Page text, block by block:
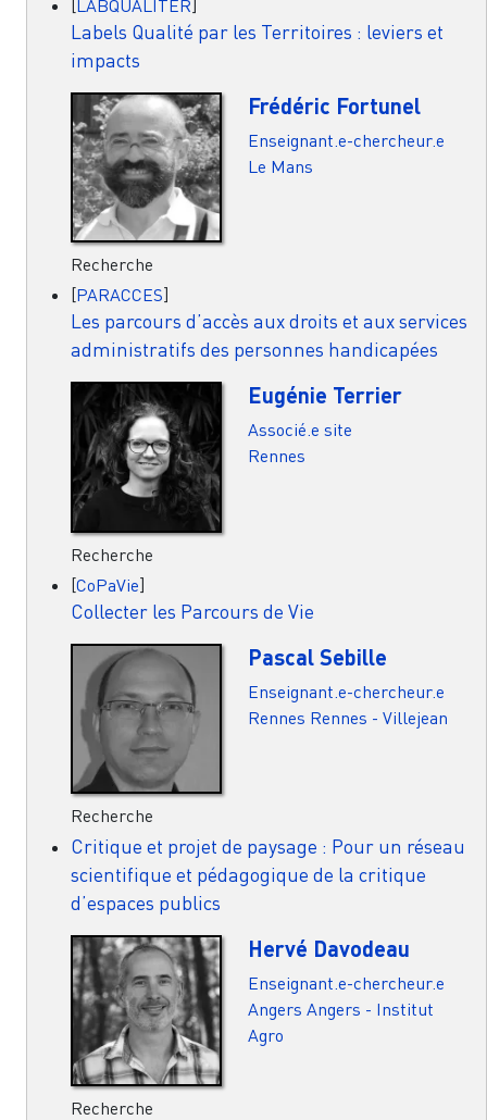
[LABQUALITER]
Labels Qualité par les Territoires : leviers et
impacts
Frédéric Fortunel
Enseignant.e-chercheur.e
Le Mans
Recherche
[PARACCES]
Les parcours d’accès aux droits et aux services
administratifs des personnes handicapées
Eugénie Terrier
Associé.e site
Rennes
Recherche
[CoPaVie]
Collecter les Parcours de Vie
Pascal Sebille
Enseignant.e-chercheur.e
Rennes Rennes - Villejean
Recherche
Critique et projet de paysage : Pour un réseau
scientifique et pédagogique de la critique
d’espaces publics
Hervé Davodeau
Enseignant.e-chercheur.e
Angers Angers - Institut
Agro
Recherche